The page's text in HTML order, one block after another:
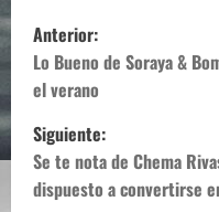
N
a
v
e
Anterior:
Lo Bueno de Soraya &
el verano
Siguiente:
Se te nota de Chema
dispuesto a convertirse